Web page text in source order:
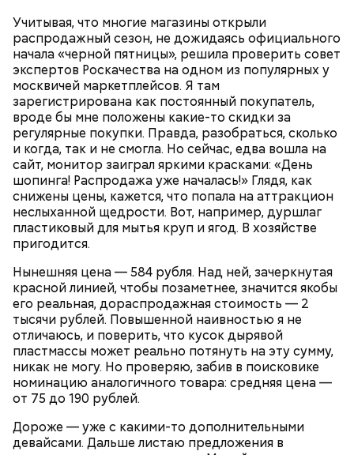
Учитывая, что многие магазины открыли
распродажный сезон, не дожидаясь официального
начала «черной пятницы», решила проверить совет
экспертов Роскачества на одном из популярных у
москвичей маркетплейсов. Я там
зарегистрирована как постоянный покупатель,
вроде бы мне положены какие-то скидки за
регулярные покупки. Правда, разобраться, сколько
и когда, так и не смогла. Но сейчас, едва вошла на
сайт, монитор заиграл яркими красками: «День
шопинга! Распродажа уже началась!» Глядя, как
снижены цены, кажется, что попала на аттракцион
неслыханной щедрости. Вот, например, дуршлаг
пластиковый для мытья круп и ягод. В хозяйстве
пригодится.
Нынешняя цена — 584 рубля. Над ней, зачеркнутая
красной линией, чтобы позаметнее, значится якобы
его реальная, дораспродажная стоимость — 2
тысячи рублей. Повышенной наивностью я не
отличаюсь, и поверить, что кусок дырявой
пластмассы может реально потянуть на эту сумму,
никак не могу. Но проверяю, забив в поисковике
номинацию аналогичного товара: средняя цена —
от 75 до 190 рублей.
Дороже — уже с какими-то дополнительными
девайсами. Дальше листаю предложения в
Ошибки при накоплении
отметила Колбасина.